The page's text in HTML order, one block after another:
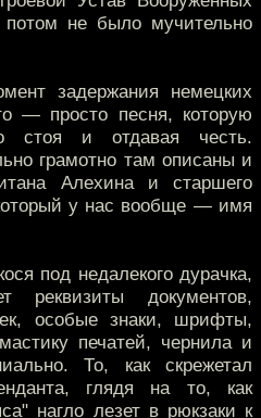
не было мучительно
задержания немецких
— просто песня, которую
стоя и отдавая честь.
грамотно там описаны и
Алехина и старшего
у нас вообще — имя
под недалекого дурачка,
реквизиты документов,
особые знаки, шрифты,
печатей, чернила и
То, как скрежетал
глядя на то, как
нагло лезет в рюкзаки к